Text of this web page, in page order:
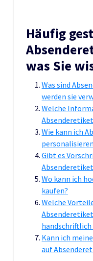
Häufig
was Sie
Was sind
werden sie
Welche
Wie kann ich
Gibt es
Wo kann ich
kaufen?
Welche
handschriftlich
Kann ich
auf